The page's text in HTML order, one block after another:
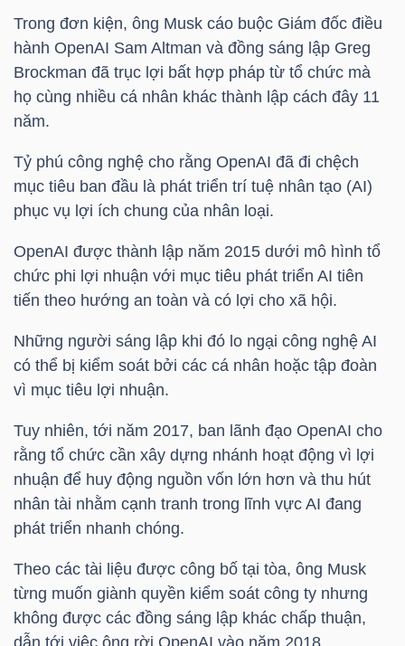
Trong đơn kiện, ông Musk cáo buộc Giám đốc điều
hành OpenAI Sam Altman và đồng sáng lập Greg
Brockman đã trục lợi bất hợp pháp từ tổ chức mà
họ cùng nhiều cá nhân khác thành lập cách đây 11
năm.
Tỷ phú công nghệ cho rằng OpenAI đã đi chệch
mục tiêu ban đầu là phát triển trí tuệ nhân tạo (AI)
phục vụ lợi ích chung của nhân loại.
OpenAI được thành lập năm 2015 dưới mô hình tổ
chức phi lợi nhuận với mục tiêu phát triển AI tiên
tiến theo hướng an toàn và có lợi cho xã hội.
Những người sáng lập khi đó lo ngại công nghệ AI
có thể bị kiểm soát bởi các cá nhân hoặc tập đoàn
vì mục tiêu lợi nhuận.
Tuy nhiên, tới năm 2017, ban lãnh đạo OpenAI cho
rằng tổ chức cần xây dựng nhánh hoạt động vì lợi
nhuận để huy động nguồn vốn lớn hơn và thu hút
nhân tài nhằm cạnh tranh trong lĩnh vực AI đang
phát triển nhanh chóng.
Theo các tài liệu được công bố tại tòa, ông Musk
từng muốn giành quyền kiểm soát công ty nhưng
không được các đồng sáng lập khác chấp thuận,
dẫn tới việc ông rời OpenAI vào năm 2018.
TÍCH
VIETSTOCKFINANCE
MÔ
NGÀNH
DOANH
NGHIỆP
CỔ
PHIẾU
PHÁI
SINH